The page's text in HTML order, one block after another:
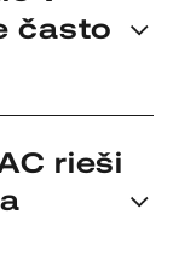
často
do samotného
rizík.
rieši